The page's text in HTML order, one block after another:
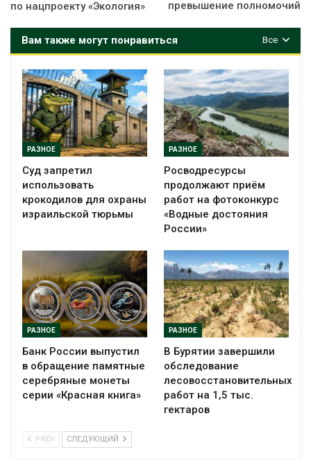
по нацпроекту «Экология» превышение полномочий
Все
Вам также могут понравиться
РАЗНОЕ
Суд запретил
использовать
крокодилов для охраны
израильской тюрьмы
РАЗНОЕ
Росводресурсы
продолжают приём
работ на фотоконкурс
«Водные достояния
России»
РАЗНОЕ
Банк России выпустил
в обращение памятные
серебряные монеты
серии «Красная книга»
РАЗНОЕ
В Бурятии завершили
обследование
лесовосстановительных
работ на 1,5 тыс.
гектаров
PREV СЛЕДУЮЩИЙ